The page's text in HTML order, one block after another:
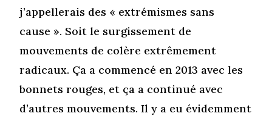
j’appellerais des « extrémismes sans
cause ». Soit le surgissement de
mouvements de colère extrêmement
radicaux. Ça a commencé en 2013 avec les
bonnets rouges, et ça a continué avec
d’autres mouvements. Il y a eu évidemment